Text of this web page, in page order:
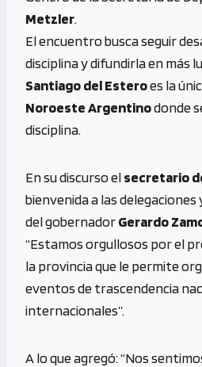
Metzler.
El encuentro busca seguir
disciplina y difundirla en más
Santiago del Esteroes la
Noroeste Argentinodonde
disciplina.
En su discurso elsecretario
bienvenida a las
del gobernadorGerardo
“Estamos orgullosos por el
la provincia que le permite
eventos de trascendencia
internacionales”.
A lo que agregó: “Nos